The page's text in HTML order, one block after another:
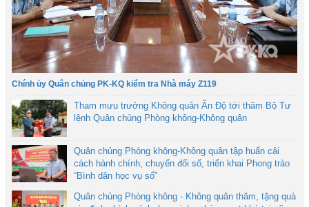
Chính ủy Quân chủng PK-KQ kiểm tra Nhà máy Z119
Tham mưu trưởng Không quân Ấn Độ tới thăm Bộ Tư
lệnh Quân chủng Phòng không-Không quân
Quân chủng Phòng không-Không quân tập huấn cải
cách hành chính, chuyển đổi số, triển khai Phong trào
“Bình dân học vụ số”
Quân chủng Phòng không - Không quân thăm, tặng quà